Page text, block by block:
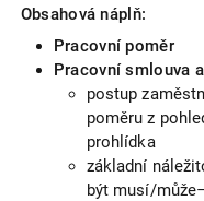
Obsahová náplň:
Pracovní poměr
Pracovní smlouva
postup
poměru z
prohlídka
základní
být musí/